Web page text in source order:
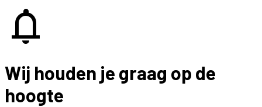
notifications
Wij houden je graag op de
hoogte